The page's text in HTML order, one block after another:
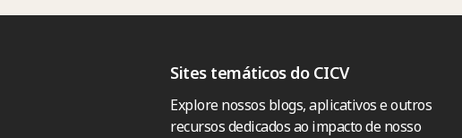
Sites temáticos do CICV
Explore nossos blogs, aplicativos e outros
recursos dedicados ao impacto de nosso